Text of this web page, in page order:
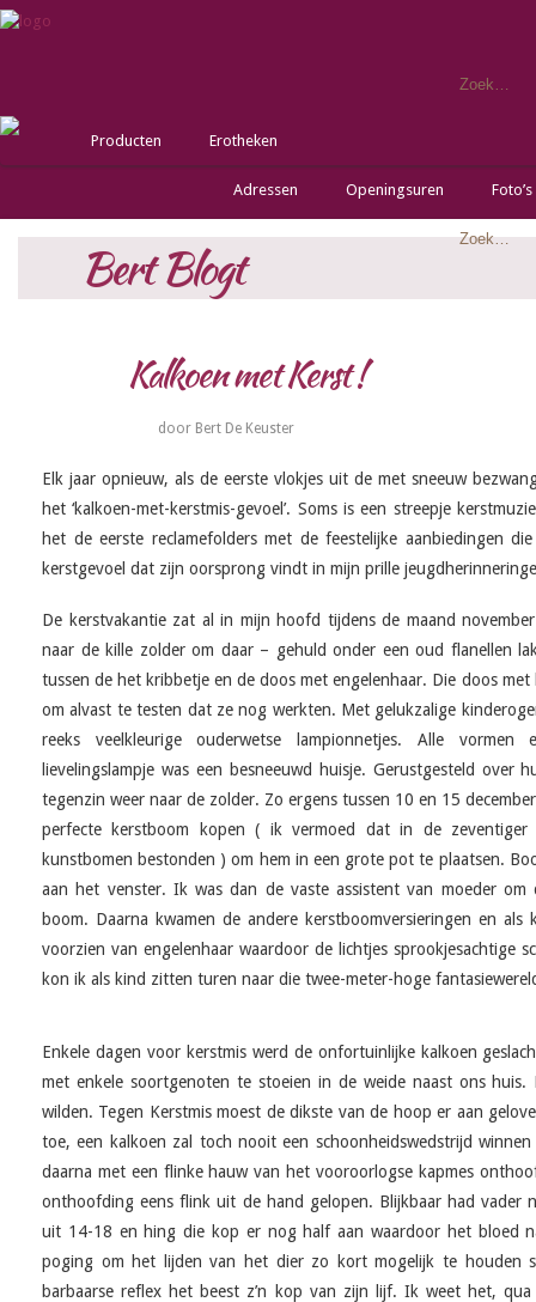
Producten Erotheken
Adressen Openingsuren Foto’s
Bert Blogt
Kalkoen met Kerst !
door Bert De Keuster
Elk jaar opnieuw, als de eerste vlokjes uit de met sneeuw
het ‘kalkoen-met-kerstmis-gevoel’. Soms is een streepje
het de eerste reclamefolders met de feestelijke aanbiedingen
kerstgevoel dat zijn oorsprong vindt in mijn prille
De kerstvakantie zat al in mijn hoofd tijdens de maand
naar de kille zolder om daar – gehuld onder een oud flanellen
tussen de het kribbetje en de doos met engelenhaar. Die doos
om alvast te testen dat ze nog werkten. Met gelukzalige
reeks veelkleurige ouderwetse lampionnetjes. Alle
lievelingslampje was een besneeuwd huisje. Gerustgesteld
tegenzin weer naar de zolder. Zo ergens tussen 10 en 15
perfecte kerstboom kopen ( ik vermoed dat in de
kunstbomen bestonden ) om hem in een grote pot te plaatsen.
aan het venster. Ik was dan de vaste assistent van moeder
boom. Daarna kwamen de andere kerstboomversieringen en
voorzien van engelenhaar waardoor de lichtjes sprookjesachtige
kon ik als kind zitten turen naar die twee-meter-hoge
Enkele dagen voor kerstmis werd de onfortuinlijke kalkoen
met enkele soortgenoten te stoeien in de weide naast ons
wilden. Tegen Kerstmis moest de dikste van de hoop er aan
toe, een kalkoen zal toch nooit een schoonheidswedstrijd
daarna met een flinke hauw van het vooroorlogse kapmes
onthoofding eens flink uit de hand gelopen. Blijkbaar had vader
uit 14-18 en hing die kop er nog half aan waardoor het bloed
poging om het lijden van het dier zo kort mogelijk te houden
barbaarse reflex het beest z’n kop van zijn lijf. Ik weet het,